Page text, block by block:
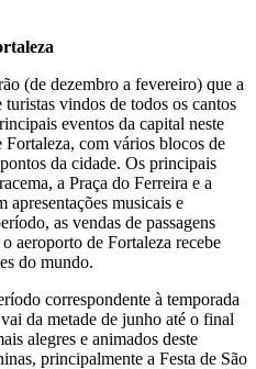
(de dezembro a fevereiro) que a
vindos de todos os cantos
eventos da capital neste
com vários blocos de
da cidade. Os principais
a Praça do Ferreira e a
musicais e
as vendas de passagens
aeroporto de Fortaleza recebe
do mundo.
correspondente à temporada
da metade de junho até o final
alegres e animados deste
principalmente a Festa de São